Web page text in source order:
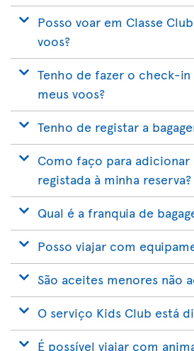
Posso voar em Classe
voos?
Tenho de fazer o check-
meus voos?
Tenho de registar a
Como faço para adicionar
registada à minha reserva?
Qual é a franquia de
Posso viajar com
São aceites menores não
O serviço Kids Club está
É possível viajar com